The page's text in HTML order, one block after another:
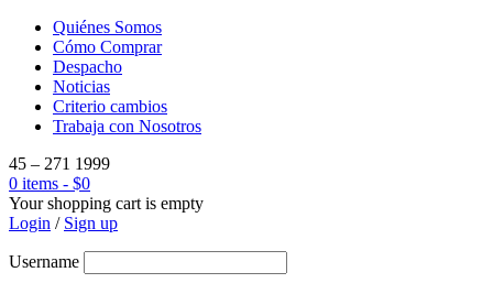
Quiénes Somos
Cómo Comprar
Despacho
Noticias
Criterio cambios
Trabaja con Nosotros
45 – 271 1999
0 items - $0
Your shopping cart is empty
Login / Sign up
Username